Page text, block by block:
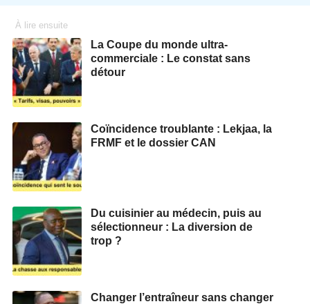
À lire ensuite
La Coupe du monde ultra-
commerciale : Le constat sans
détour
Coïncidence troublante : Lekjaa, la
FRMF et le dossier CAN
Du cuisinier au médecin, puis au
sélectionneur : La diversion de
trop ?
Changer l’entraîneur sans changer